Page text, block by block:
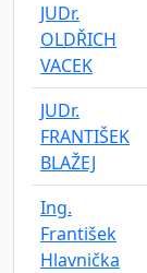
JUDr.
OLDŘICH
VACEK
JUDr.
FRANTIŠEK
BLAŽEJ
Ing.
František
Hlavnička